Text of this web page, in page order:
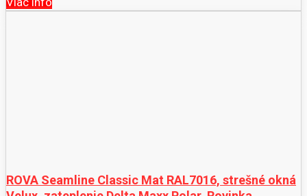
ROVA Seamline Classic Mat RAL7016, strešné okná